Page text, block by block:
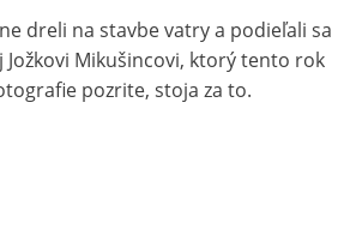
dreli na stavbe vatry a podieľali sa
Mikušincovi, ktorý tento rok
pozrite, stoja za to.